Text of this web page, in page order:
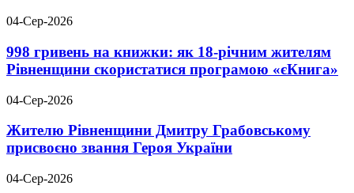
04-Сер-2026
998 гривень на книжки: як 18-річним жителям
Рівненщини скористатися програмою «єКнига»
04-Сер-2026
Жителю Рівненщини Дмитру Грабовському
присвоєно звання Героя України
04-Сер-2026